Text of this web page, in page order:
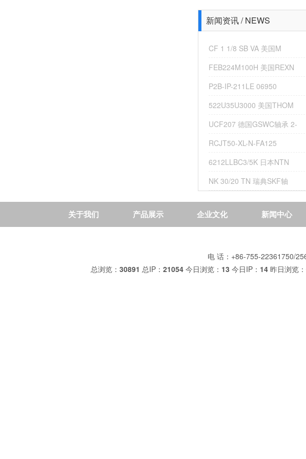
RCJT50-XL-N-FA125 德国FAG轴承 原装KAYDON
新闻资讯 / NEWS
CF 1 1/8 SB VA 美国M
FEB224M100H 美国REXN
P2B-IP-211LE 06950
522U35U3000 美国THOM
UCF207 德国GSWC轴承 2-
RCJT50-XL-N-FA125
6212LLBC3/5K 日本NTN
NK 30/20 TN 瑞典SKF轴
技
术
合
营
关于我们 产品展示 企业文化 新闻中心
电 话：+86-755-22361750/
总浏览： 30891 总IP： 21054今日浏览： 13 今日IP： 14昨日浏览：